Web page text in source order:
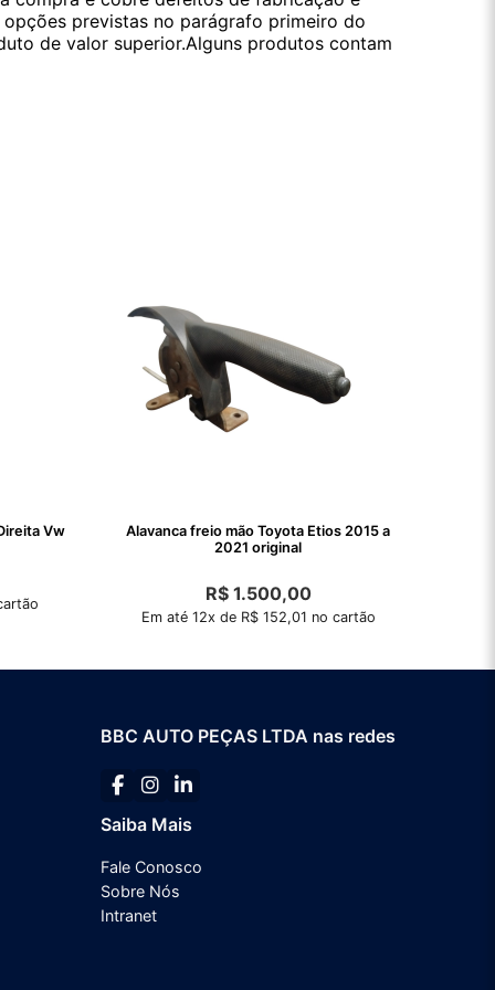
previstas no parágrafo primeiro do
de valor superior.Alguns produtos contam
Direita Vw
Alavanca freio mão Toyota Etios 2015 a
2021 original
R$1.500,00
Em até 12x de R$ 152,01 no cartão
BBC AUTO PEÇAS LTDA nas redes
Saiba Mais
Fale Conosco
Sobre Nós
Intranet